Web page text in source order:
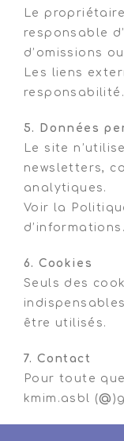
Le
responsable
d’omissions
Les liens
responsabilité.
5. Données
Le site
newsletters,
analytiques.
Voir la
d’informations.
6. Cookies
Seuls des
être utilisés.
7. Contact
Pour toute
kmim.asbl (@